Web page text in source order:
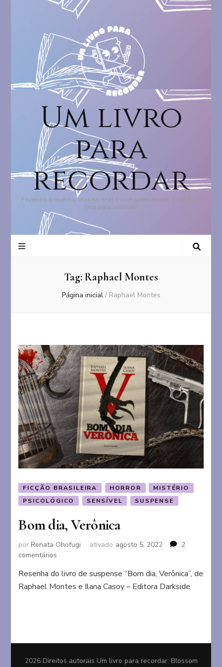
Um livro
para
recordar
Fazemos a resenha, mas no final é você quem decide: Esse é um
livro para recordar?
Tag:Raphael Montes
Página inicial / Raphael Montes
FICÇÃO BRASILEIRA HORROR
MISTÉRIO
PSICOLÓGICO
SENSÍVEL SUSPENSE
Bom dia, Verônica
porRenata Ohofugi ativado agosto 5, 2022
2
comentários
dia,
Verônica
Resenha do livro de suspense “Bom dia, Verônica”, de
Raphael Montes e Ilana Casoy – Editora Darkside
2026 Direitos autorais Um livro para recordar. Blossom